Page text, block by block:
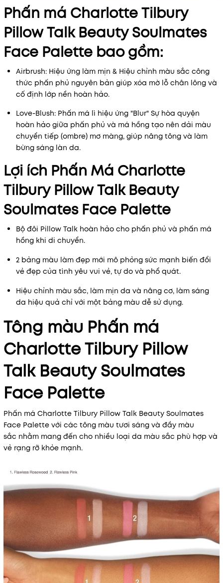
Phấn má Charlotte Tilbury
Pillow Talk Beauty Soulmates
Face Palette bao gồm:
Airbrush: Hiệu ứng làm mịn & Hiệu chỉnh màu sắc công
thức phấn phủ nguyên bản giúp xóa mờ lỗ chân lông và
cố định lớp nền hoàn hảo.
Love-Blush: Phấn má lì hiệu ứng "Blur" Sự hòa quyện
hoàn hảo giữa phấn phủ và má hồng tạo nên dải màu
chuyển tiếp (ombre) mơ màng, giúp nâng tông và làm
bừng sáng làn da.
Lợi ích Phấn Má Charlotte
Tilbury Pillow Talk Beauty
Soulmates Face Palette
Bộ đôi Pillow Talk hoàn hảo cho phấn phủ và phấn má
hồng khi di chuyển.
2 bảng màu làm đẹp mới mô phỏng sức mạnh biến đổi
vẻ đẹp của tình yêu vui vẻ, tự do và phổ quát.
Hiệu chỉnh màu sắc, làm mịn da và nâng cơ, làm sáng
da hiệu quả chỉ với một bảng màu dễ sử dụng.
Tông màu Phấn má
Charlotte Tilbury Pillow
Talk Beauty Soulmates
Face Palette
Phấn má Charlotte Tilbury Pillow Talk Beauty Soulmates
Face Palette với các tông màu tươi sáng và đầy màu
sắc nhằm mang đến cho nhiều loại da màu sắc phù hợp và
vẻ rạng rỡ khỏe mạnh.